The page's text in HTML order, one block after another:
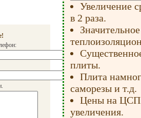
Увеличение
в 2 раза.
плиты.
Плита
саморезы и т.д.
Цены на ЦСП
увеличения.